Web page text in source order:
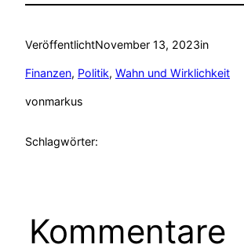
VeröffentlichtNovember 13, 2023in
Finanzen, Politik, Wahn und Wirklichkeit
vonmarkus
Schlagwörter:
Kommentare